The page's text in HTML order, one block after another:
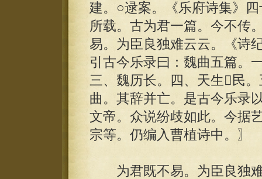
建。○逯案。《乐府诗集》
所载。古为君一篇。今不传
易。为臣良独难云云。《诗
引古今乐录曰：魏曲五篇。
三、魏历长。四、天生民
曲。其辞并亡。是古今乐录
文帝。众说纷歧如此。今据
宗等。仍编入曹植诗中。〗
为君既不易。为臣良独难